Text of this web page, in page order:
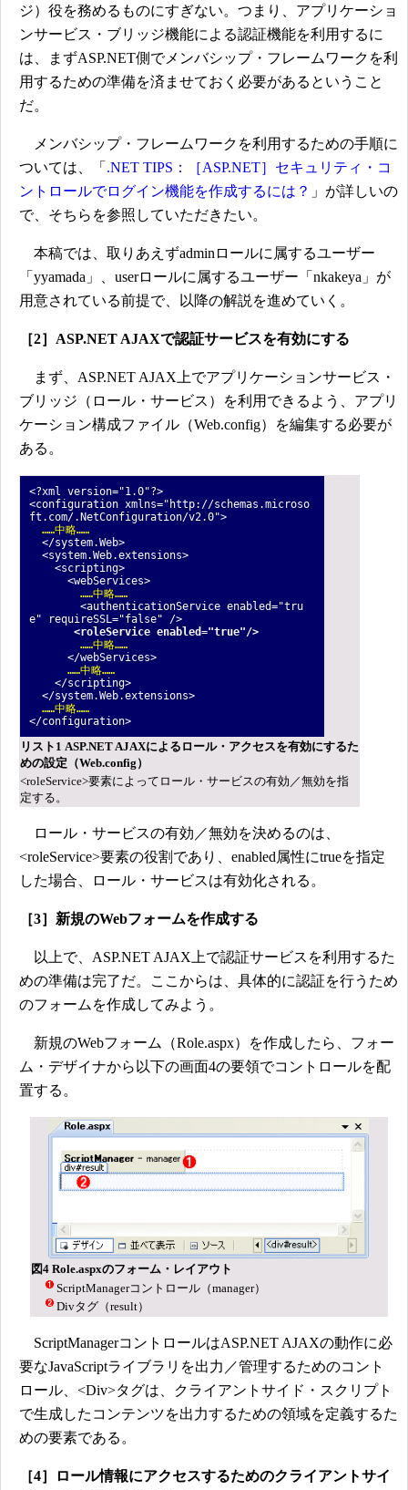
ジ）役を務めるものにすぎない。つまり、アプリケーショ
ンサービス・ブリッジ機能による認証機能を利用するに
は、まずASP.NET側でメンバシップ・フレームワークを利
用するための準備を済ませておく必要があるということ
だ。
メンバシップ・フレームワークを利用するための手順に
ついては、「 .NET TIPS：［ASP.NET］セキュリティ・コ
ントロールでログイン機能を作成するには？ 」が詳しいの
で、そちらを参照していただきたい。
本稿では、取りあえずadminロールに属するユーザー
「yyamada」、userロールに属するユーザー「nkakeya」が
用意されている前提で、以降の解説を進めていく。
［2］ASP.NET AJAXで認証サービスを有効にする
まず、ASP.NET AJAX上でアプリケーションサービス・
ブリッジ（ロール・サービス）を利用できるよう、アプリ
ケーション構成ファイル（Web.config）を編集する必要が
ある。
<?xml version="1.0"?>
<configuration xmlns="http://schemas.microso
ft.com/.NetConfiguration/v2.0">
……中略……
</system.Web>
<system.Web.extensions>
<scripting>
<webServices>
……中略……
<authenticationService enabled="tru
e" requireSSL="false" />
<roleService enabled="true"/>
……中略……
</webServices>
……中略……
</scripting>
</system.Web.extensions>
……中略……
</configuration>
リスト1 ASP.NET AJAXによるロール・アクセスを有効にするた
めの設定（Web.config）
<roleService>要素によってロール・サービスの有効／無効を指
定する。
ロール・サービスの有効／無効を決めるのは、
<roleService>要素の役割であり、enabled属性にtrueを指定
した場合、ロール・サービスは有効化される。
［3］新規のWebフォームを作成する
以上で、ASP.NET AJAX上で認証サービスを利用するた
めの準備は完了だ。ここからは、具体的に認証を行うため
のフォームを作成してみよう。
新規のWebフォーム（Role.aspx）を作成したら、フォー
ム・デザイナから以下の画面4の要領でコントロールを配
置する。
図4 Role.aspxのフォーム・レイアウト
ScriptManagerコントロール（manager）
Divタグ（result）
ScriptManagerコントロールはASP.NET AJAXの動作に必
要なJavaScriptライブラリを出力／管理するためのコント
ロール、<Div>タグは、クライアントサイド・スクリプト
で生成したコンテンツを出力するための領域を定義するた
めの要素である。
［4］ロール情報にアクセスするためのクライアントサイ